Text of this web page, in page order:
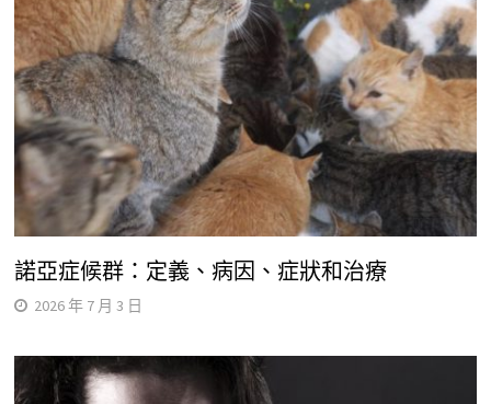
諾亞症候群：定義、病因、症狀和治療
2026 年 7 月 3 日